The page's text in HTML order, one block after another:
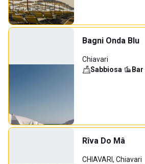
Bagni Onda Blu
Chiavari
Sabbiosa· Bar·
Rîva Do Mâ
CHIAVARI, Chiavari